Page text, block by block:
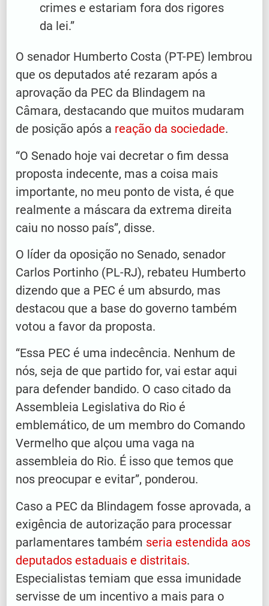
crimes e estariam fora dos rigores
da lei.”
O senador Humberto Costa (PT-PE) lembrou
que os deputados até rezaram após a
aprovação da PEC da Blindagem na
Câmara, destacando que muitos mudaram
de posição após a reação da sociedade.
“O Senado hoje vai decretar o fim dessa
proposta indecente, mas a coisa mais
importante, no meu ponto de vista, é que
realmente a máscara da extrema direita
caiu no nosso país”, disse.
O líder da oposição no Senado, senador
Carlos Portinho (PL-RJ), rebateu Humberto
dizendo que a PEC é um absurdo, mas
destacou que a base do governo também
votou a favor da proposta.
“Essa PEC é uma indecência. Nenhum de
nós, seja de que partido for, vai estar aqui
para defender bandido. O caso citado da
Assembleia Legislativa do Rio é
emblemático, de um membro do Comando
Vermelho que alçou uma vaga na
assembleia do Rio. É isso que temos que
nos preocupar e evitar”, ponderou.
Caso a PEC da Blindagem fosse aprovada, a
exigência de autorização para processar
parlamentares também seria estendida aos
deputados estaduais e distritais.
Especialistas temiam que essa imunidade
servisse de um incentivo a mais para o